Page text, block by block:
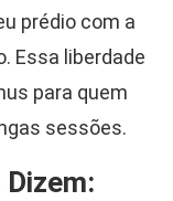
prédio com a
Essa liberdade
para quem
sessões.